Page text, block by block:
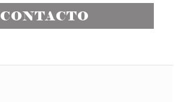
CONTACTO